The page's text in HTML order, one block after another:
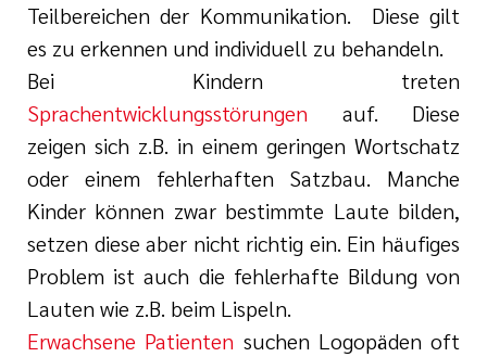
Teilbereichen der Kommunikation. Diese gilt
es zu erkennen und individuell zu behandeln.
Bei Kindern treten
Sprachentwicklungsstörungen auf. Diese
zeigen sich z.B. in einem geringen Wortschatz
oder einem fehlerhaften Satzbau. Manche
Kinder können zwar bestimmte Laute bilden,
setzen diese aber nicht richtig ein. Ein häufiges
Problem ist auch die fehlerhafte Bildung von
Lauten wie z.B. beim Lispeln.
Erwachsene Patienten suchen Logopäden oft